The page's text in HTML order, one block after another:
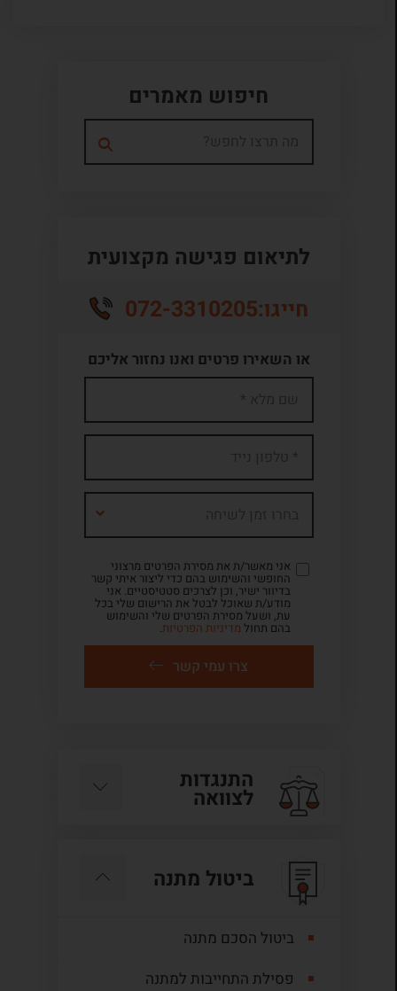
חיפוש מאמרים
לתיאום פגישה מקצועית
חייגו:072-3310205
או השאירו פרטים ואנו נחזור אליכם
אני מאשר/ת את מסירת הפרטים מרצוני
החופשי והשימוש בהם כדי ליצור איתי קשר
בדיוור ישיר, וכן לצרכים סטטיסטיים. אני
מודע/ת שאוכל לבטל את הרישום שלי בכל
עת, ושעל מסירת הפרטים שלי והשימוש
בהם תחול מדיניות הפרטיות.
צרו עמי קשר
התנגדות
לצוואה
ביטול מתנה
ביטול הסכם מתנה
פסילת התחייבות למתנה